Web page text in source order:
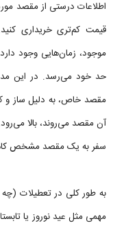
اطلاعات درستی از مقصد
قیمت کم‌تری خریداری
موجود، زمان‌هایی وجود
حد خود می‌رسد. در این
مقصد خاص، به دلیل ساز و
آن مقصد می‌روند، بالا
سفر به یک مقصد مشخص
به طور کلی در تعطیلات
مهمی مثل عید نوروز یا